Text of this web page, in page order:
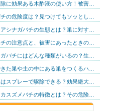
に効果ある木酢液の使い方！被害…
の危険度は？見つけてもソッとし…
シナガバチの生態とは？巣に対す…
の注意点と、被害にあったときの…
バチにはどんな種類がいるの？生…
た巣や土の中にある巣をつくるハ…
スプレーで駆除できる？効果絶大…
スズメバチの特徴とは？その危険…